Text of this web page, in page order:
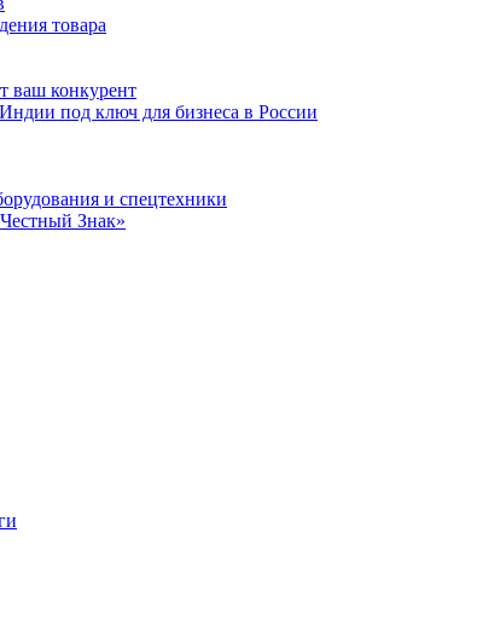
товара
ваш конкурент
под ключ для бизнеса в России
и спецтехники
Знак»